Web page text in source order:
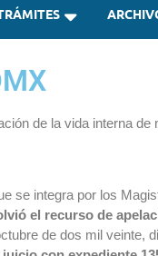
de la vida interna de
se integra por los
el recurso de
de dos mil veinte,